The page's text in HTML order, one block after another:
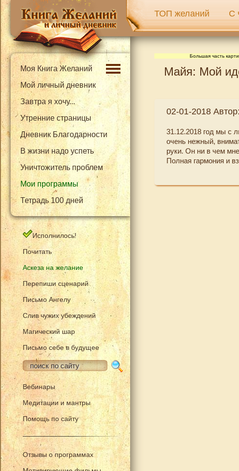
ТОП желаний С
Моя Книга Желаний
Мой личный дневник
Завтра я хочу...
Утренние страницы
Дневник Благодарности
В жизни надо успеть
Уничтожитель проблем
Мои программы
Тетрадь 100 дней
Исполнилось!
Почитать
Аскеза на желание
Перепиши сценарий
Письмо Ангелу
Слив чужих убеждений
Магический шар
Письмо себе в будущее
Вебинары
Медитации и мантры
Помощь по сайту
Отзывы о программах
Большая часть
Майя: Мой
02-01-2018
31.12.2018 год мы с
очень нежный,
руки. Он ни в чем
Полная гармония и